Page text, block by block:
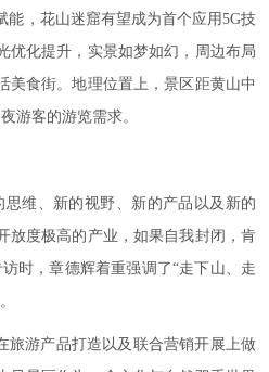
能，花山迷窟有望成为首个应用5G技
优化提升，实景如梦如幻，周边布局
美食街。地理位置上，景区距黄山中
游客的游览需求。
维、新的视野、新的产品以及新的
放度极高的产业，如果自我封闭，肯
时，章德辉着重强调了“走下山、走
旅游产品打造以及联合营销开展上做